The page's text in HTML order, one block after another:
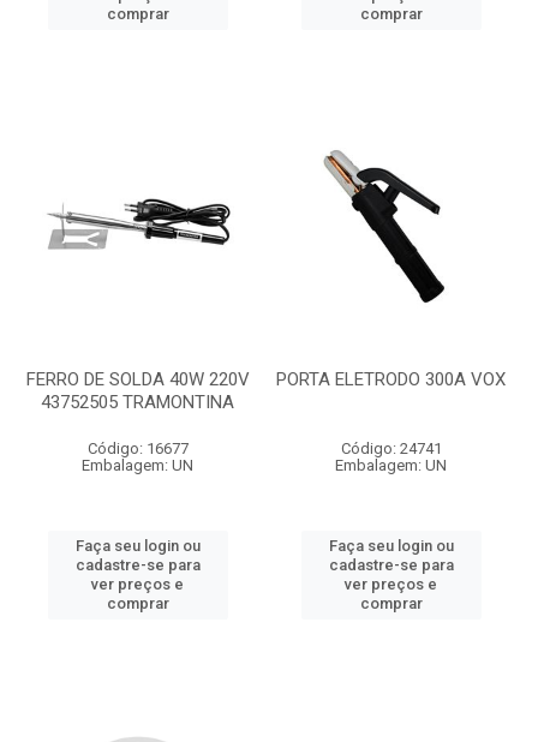
comprar
comprar
FERRO DE SOLDA 40W 220V
43752505 TRAMONTINA
Código: 16677
Embalagem: UN
Faça seu login ou
cadastre-se para
ver preços e
comprar
PORTA ELETRODO 300A VOX
Código: 24741
Embalagem: UN
Faça seu login ou
cadastre-se para
ver preços e
comprar